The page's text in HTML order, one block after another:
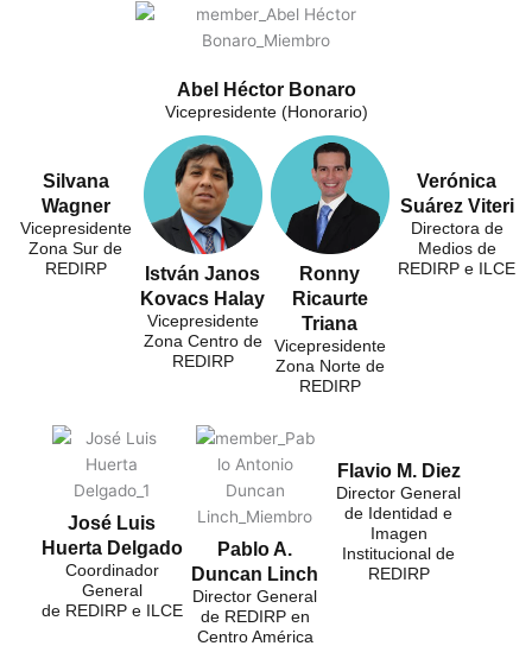
Abel Héctor Bonaro
Vicepresidente (Honorario)
Silvana
Wagner
Vicepresidente
Zona Sur de
REDIRP
István Janos
Kovacs Halay
Vicepresidente
Zona Centro de
REDIRP
Ronny
Ricaurte
Triana
Vicepresidente
Zona Norte de
REDIRP
Verónica
Suárez Viteri
Directora de
Medios de
REDIRP e ILCE
José Luis
Huerta Delgado
Coordinador
General
de REDIRP e ILCE
Pablo A.
Duncan Linch
Director General
de REDIRP en
Centro América
Flavio M. Diez
Director General
de Identidad e
Imagen
Institucional de
REDIRP